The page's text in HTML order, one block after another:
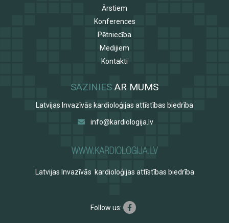
Ārstiem
Konferences
Pētniecība
Medijiem
Kontakti
SAZINIES AR MUMS
Latvijas Invazīvās kardioloģijas attīstības biedrība
info@kardiologija.lv
Latvijas Invazīvās kardioloģijas attīstības biedrība
Follow us: